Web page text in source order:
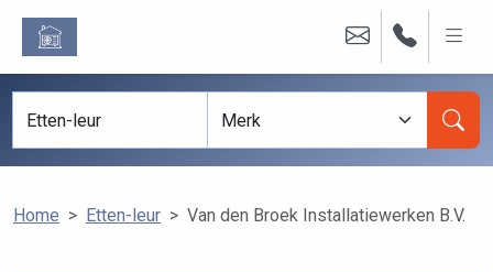
Home Etten-leur Van den Broek Installatiewerken B.V.